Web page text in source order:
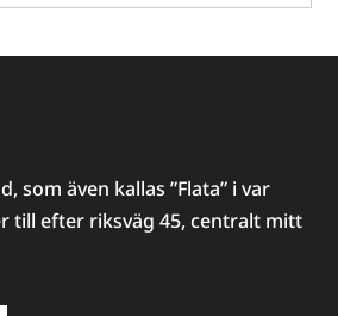
som även kallas ”Flata” i var
till efter riksväg 45, centralt mitt